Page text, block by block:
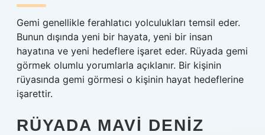
Gemi genellikle ferahlatıcı yolculukları temsil eder.
Bunun dışında yeni bir hayata, yeni bir insan
hayatına ve yeni hedeflere işaret eder. Rüyada gemi
görmek olumlu yorumlarla açıklanır. Bir kişinin
rüyasında gemi görmesi o kişinin hayat hedeflerine
işarettir.
RÜYADA MAVI DENIZ